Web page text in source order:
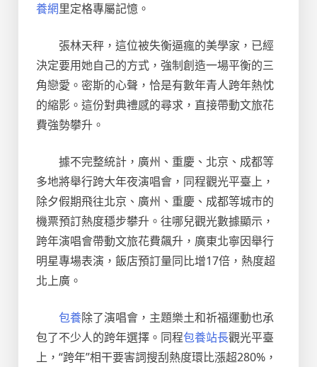
養網里定格專屬記憶。
張林天秤，這位被失衡逼瘋的美學家，已經
決定要用她自己的方式，強制創造一場平衡的三
角戀愛。密斯的心聲，恰是有數年青人跨年熱忱
的縮影。這份對典禮感的尋求，直接帶動文旅花
費強勢攀升。
據不完整統計，廣州、重慶、北京、成都等
多地將舉行跨大年夜演唱會，同程觀光平臺上，
除夕假期飛往北京、廣州、重慶、成都等城市的
機票預訂熱度穩步攀升。往哪兒觀光數據顯示，
跨年演唱會帶動文旅花費飆升，廣東北寧因舉行
明星專場表演，飯店預訂量同比增17倍，熱度超
北上廣。
包養除了演唱會，主題樂土和祈福運動也承
包了不少人的跨年選擇。同程包養站長觀光平臺
上，“跨年”相干要害詞搜刮熱度環比漲超280%，